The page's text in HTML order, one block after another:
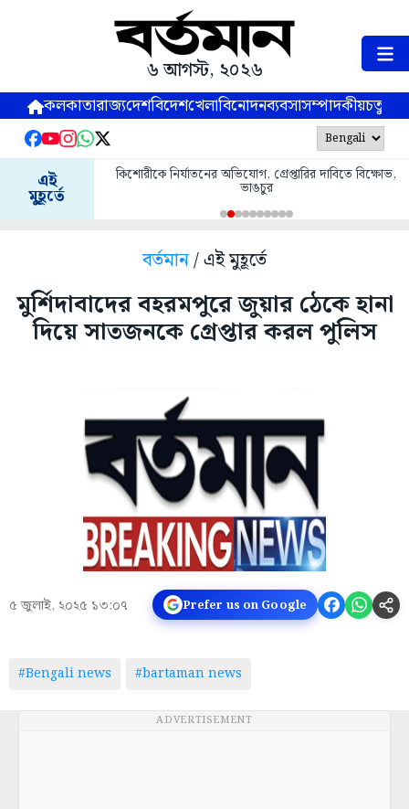
৬ আগস্ট, ২০২৬
কলকাতারাজ্যদেশবিদেশখেলাবিনোদনব্যবসাসম্পাদকীয়
এই
মুহূর্তে
কিশোরীকে নির্যাতনের অভিযোগ, গ্রেপ্তারির দাবিতে বিক্ষোভ,
ভাঙচুর
বর্তমান/ এই মুহূর্তে
মুর্শিদাবাদের বহরমপুরে জুয়ার ঠেকে হানা
দিয়ে সাতজনকে গ্রেপ্তার করল পুলিস
৫ জুলাই, ২০২৫ ১৩:০৭ Prefer us on Google
#Bengali news #bartaman news
ADVERTISEMENT